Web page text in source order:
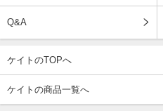
Q&A
ケイトのTOPへ
ケイトの商品一覧へ